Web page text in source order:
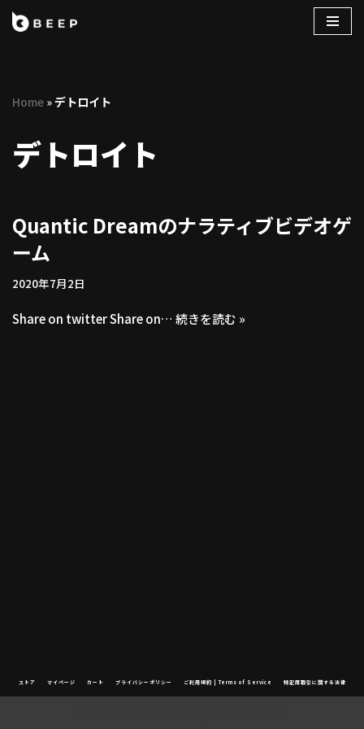
ン
へ
ス
プ
Home »デトロイト
デトロイト
Quantic Dreamのナラティブビデオゲ
ーム
2020年7月2日
Share on twitter Share on…続きを読む »
ストア マイページ カート プライバシーポリシー ご利用規約 | Terms of Service 特定商取引に関する法律